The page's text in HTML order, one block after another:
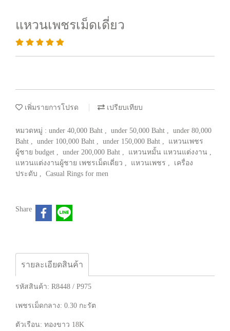
แหวนเพชรเม็ดเดี่ยว
เพิ่มรายการโปรด เปรียบเทียบ
หมวดหมู่ : under 40,000 Baht , under 50,000 Baht , under 80,000
Baht , under 100,000 Baht , under 150,000 Baht ,
แหวนเพชร
ผู้ชาย budget , under 200,000 Baht , แหวนหมั้น แหวนแต่งงาน ,
แหวนแต่งงานผู้ชาย เพชรเม็ดเดี่ยว , แหวนเพชร ,
เครื่อง
ประดับ , Casual Rings for men
Share
รายละเอียดสินค้า
รหัสสินค้า: R8448 / P975
เพชรเม็ดกลาง: 0.30 กะรัต
ตัวเรือน: ทองขาว 18K